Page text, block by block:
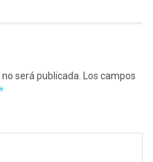
será publicada.
Los campos